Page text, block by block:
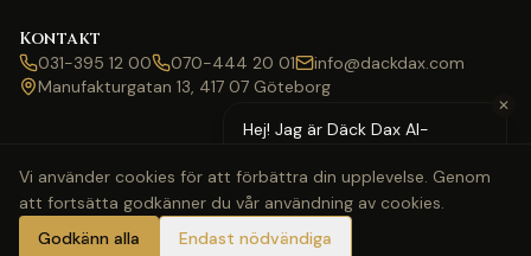
Kontakt
031-395 12 00 070-444 20 01
info@dackdax.com
Manufakturgatan 13, 417 07 Göteborg
©2026Däck Dax. Alla rättigheter förbehållna.
WebbkartaKlarnaSwishVisaMastercard
✕
Hej! Jag är Däck Dax AI-
med pris eller bokning?
Vi använder cookies för att förbättra din upplevelse. Genom
att fortsätta godkänner du vår användning av cookies.
Godkänn alla
Endast nödvändiga